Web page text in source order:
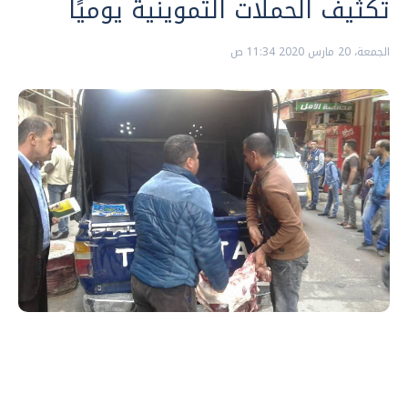
تكثيف الحملات التموينية يوميًا
الجمعة، 20 مارس 2020 11:34 ص